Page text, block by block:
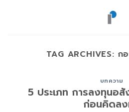
TAG ARCHIVES: ก
บทความ
5 ประเภท การลงทุนอ
ก่อนคิดล